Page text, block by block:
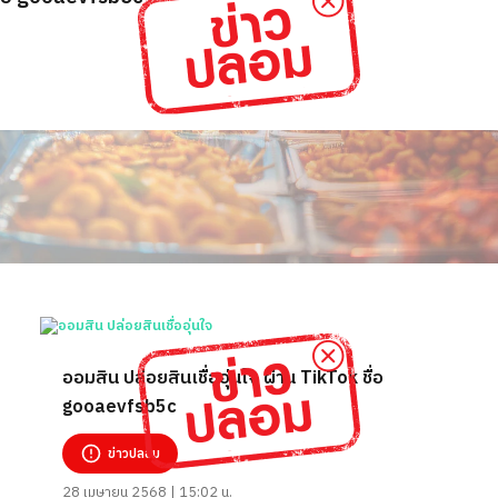
ออมสิน ปล่อยสินเชื่ออุ่นใจ ผ่าน TikTok ชื่อ
gooaevfsb5c
ข่าวปลอม
28 เมษายน 2568 | 15:02 น.